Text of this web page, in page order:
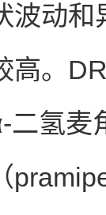
波动
高。
二氢